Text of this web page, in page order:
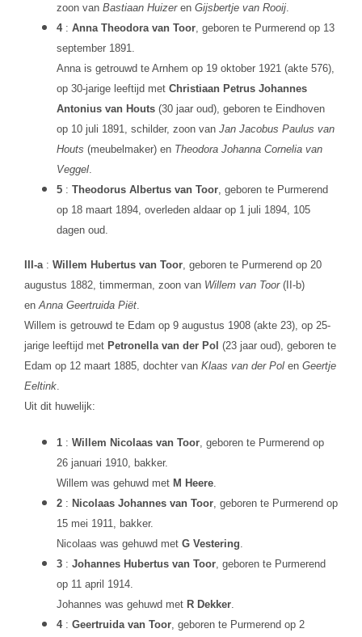
zoon van Bastiaan Huizeren Gijsbertje van Rooij.
4 : Anna Theodora van Toor, geboren te Purmerend op 13
september 1891.
Anna is getrouwd te Arnhem op 19 oktober 1921 (akte 576),
op 30-jarige leeftijd met Christiaan Petrus Johannes
Antonius van Houts(30 jaar oud), geboren te Eindhoven
op 10 juli 1891, schilder, zoon van Jan Jacobus Paulus van
Houts (meubelmaker) en Theodora Johanna Cornelia van
Veggel.
5 : Theodorus Albertus van Toor, geboren te Purmerend
op 18 maart 1894, overleden aldaar op 1 juli 1894, 105
dagen oud.
III-a : Willem Hubertus van Toor, geboren te Purmerend op 20
augustus 1882, timmerman, zoon van Willem van Toor(II-b)
en Anna Geertruida Piët.
Willem is getrouwd te Edam op 9 augustus 1908 (akte 23), op 25-
jarige leeftijd met Petronella van der Pol (23 jaar oud), geboren te
Edam op 12 maart 1885, dochter van Klaas van der Polen Geertje
Eeltink.
Uit dit huwelijk:
1 : Willem Nicolaas van Toor, geboren te Purmerend op
26 januari 1910, bakker.
Willem was gehuwd met M Heere.
2 : Nicolaas Johannes van Toor, geboren te Purmerend op
15 mei 1911, bakker.
Nicolaas was gehuwd met G Vestering
3 : Johannes Hubertus van Toor, geboren te Purmerend
op 11 april 1914.
Johannes was gehuwd met R Dekker.
4 : Geertruida van Toor, geboren te Purmerend op 2